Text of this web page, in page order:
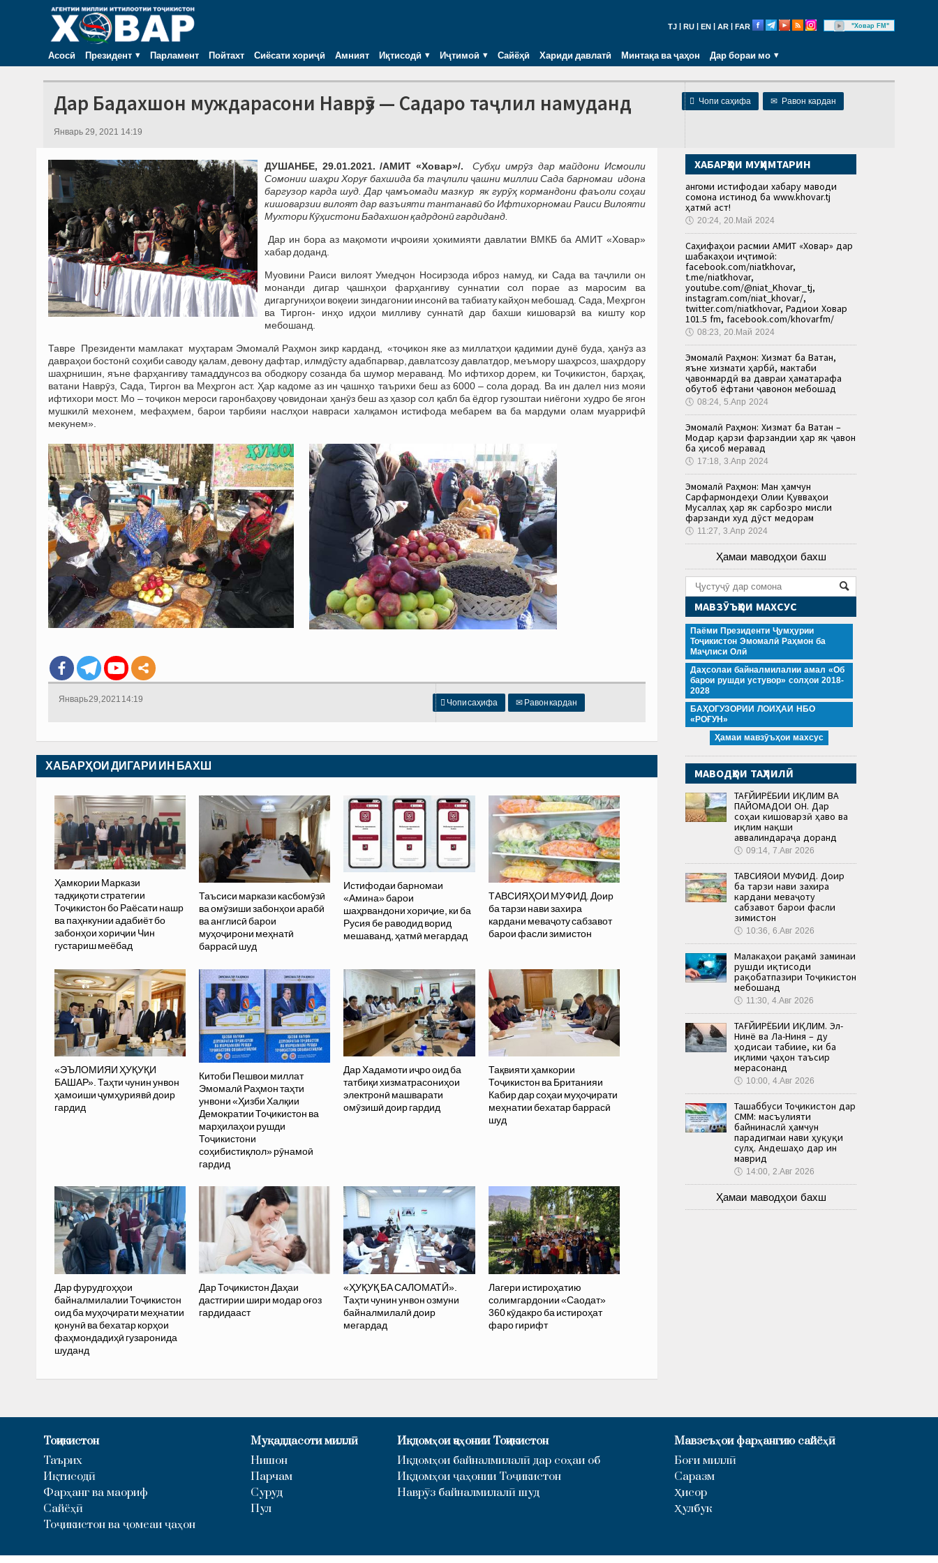
TJ RU EN AR FAR "Ховар FM"
Асосӣ Президент Парламент Пойтахт Сиёсати хориҷӣ Амният Иқтисодӣ Иҷтимоӣ Сайёҳӣ Хариди давлатӣ Минтақа ва ҷаҳон Дар бораи мо
 Чопи саҳифа ✉ Равон кардан
Дар Бадахшон муждарасони Наврӯз — Садаро таҷлил намуданд
Январь 29, 2021 14:19
ДУШАНБЕ, 29.01.2021. /АМИТ «Ховар»/.
Субҳи имрӯз дар майдони Исмоили
Сомонии шаҳри Хоруғ бахшида ба таҷлили ҷашни миллии Сада барномаи идона
баргузор карда шуд. Дар ҷамъомади мазкур як гурӯҳ кормандони фаъоли соҳаи
кишоварзии вилоят дар вазъияти тантанавӣ бо Ифтихорномаи Раиси Вилояти
Мухтори Кӯҳистони Бадахшон қадрдонӣ гардиданд.
Дар ин бора аз мақомоти иҷроияи ҳокимияти давлатии ВМКБ ба АМИТ «Ховар»
хабар доданд.
Муовини Раиси вилоят Умедҷон Носирзода иброз намуд, ки Сада ва таҷлили он
монанди дигар ҷашнҳои фарҳангиву суннатии сол порае аз маросим ва
дигаргуниҳои воқеии зиндагонии инсонӣ ва табиату кайҳон мебошад. Сада, Меҳргон
ва Тиргон- инҳо идҳои милливу суннатӣ дар бахши кишоварзӣ ва кишту кор
мебошанд.
Тавре Президенти мамлакат муҳтарам Эмомалӣ Раҳмон зикр карданд, «тоҷикон яке аз миллатҳои қадимии дунё буда, ҳанӯз аз
давраҳои бостонӣ соҳиби саводу қалам, девону дафтар, илмдӯсту адабпарвар, давлатсозу давлатдор, меъмору шаҳрсоз, шаҳрдору
шаҳрнишин, яъне фарҳангиву тамаддунсоз ва ободкору созанда ба шумор мераванд. Мо ифтихор дорем, ки Тоҷикистон, барҳақ,
ватани Наврӯз, Сада, Тиргон ва Меҳргон аст. Ҳар кадоме аз ин ҷашнҳо таърихи беш аз 6000 – сола дорад. Ва ин далел низ мояи
ифтихори мост. Мо – тоҷикон мероси гаронбаҳову ҷовидонаи ҳанӯз беш аз ҳазор сол қабл ба ёдгор гузоштаи ниёгони худро бе ягон
мушкилӣ мехонем, мефаҳмем, барои тарбияи наслҳои навраси халқамон истифода мебарем ва ба мардуми олам муаррифӣ
мекунем».
 Чопи саҳифа ✉ Равон кардан
Январь 29, 2021 14:19
ХАБАРҲОИ ДИГАРИ ИН БАХШ
Ҳамкории Маркази
тадқиқоти стратегии
Тоҷикистон бо Раёсати нашр
ва паҳнкунии адабиёт бо
забонҳои хориҷии Чин
густариш меёбад
Таъсиси маркази касбомӯзӣ
ва омӯзиши забонҳои арабӣ
ва англисӣ барои
муҳоҷирони меҳнатӣ
баррасӣ шуд
Истифодаи барномаи
«Амина» барои
шаҳрвандони хориҷие, ки ба
Русия бе раводид ворид
мешаванд, ҳатмӣ мегардад
ТАВСИЯҲОИ МУФИД. Доир
ба тарзи нави захира
кардани меваҷоту сабзавот
барои фасли зимистон
«ЭЪЛОМИЯИ ҲУҚУҚИ
БАШАР». Таҳти чунин унвон
ҳамоиши ҷумҳуриявӣ доир
гардид
Китоби Пешвои миллат
Эмомалӣ Раҳмон таҳти
унвони «Ҳизби Халқии
Демократии Тоҷикистон ва
марҳилаҳои рушди
Тоҷикистони
соҳибистиқлол» рӯнамоӣ
гардид
Дар Хадамоти иҷро оид ба
татбиқи хизматрасониҳои
электронӣ машварати
омӯзишӣ доир гардид
Тақвияти ҳамкории
Тоҷикистон ва Британияи
Кабир дар соҳаи муҳоҷирати
меҳнатии бехатар баррасӣ
шуд
Дар фурудгоҳҳои
байналмилалии Тоҷикистон
оид ба муҳоҷирати меҳнатии
қонунӣ ва бехатар корҳои
фаҳмондадиҳӣ гузаронида
шуданд
Дар Тоҷикистон Даҳаи
дастгирии шири модар оғоз
гардидааст
«ҲУҚУҚ БА САЛОМАТӢ».
Таҳти чунин унвон озмуни
байналмилалӣ доир
мегардад
Лагери истироҳатию
солимгардонии «Саодат»
360 кӯдакро ба истироҳат
фаро гирифт
ХАБАРҲОИ МУҲИМТАРИН
Ҳангоми истифодаи хабару маводи
сомона истинод ба www.khovar.tj
ҳатмӣ аст!
🕔 20:24, 20.Май 2024
Саҳифаҳои расмии АМИТ «Ховар» дар
шабакаҳои иҷтимоӣ:
facebook.com/niatkhovar,
t.me/niatkhovar,
youtube.com/@niat_Khovar_tj,
instagram.com/niat_khovar/,
twitter.com/niatkhovar, Радиои Ховар
101.5 fm, facebook.com/khovarfm/
🕔 08:23, 20.Май 2024
Эмомалӣ Раҳмон: Хизмат ба Ватан,
яъне хизмати ҳарбӣ, мактаби
ҷавонмардӣ ва давраи ҳаматарафа
обутоб ёфтани ҷавонон мебошад
🕔 08:24, 5.Апр 2024
Эмомалӣ Раҳмон: Хизмат ба Ватан –
Модар қарзи фарзандии ҳар як ҷавон
ба ҳисоб меравад
🕔 17:18, 3.Апр 2024
Эмомалӣ Раҳмон: Ман ҳамчун
Сарфармондеҳи Олии Қувваҳои
Мусаллаҳ ҳар як сарбозро мисли
фарзанди худ дӯст медорам
🕔 11:27, 3.Апр 2024
Ҳамаи маводҳои бахш
МАВЗӮЪҲОИ МАХСУС
Паёми Президенти Ҷумҳурии
Тоҷикистон Эмомалӣ Раҳмон ба
Маҷлиси Олӣ
Даҳсолаи байналмилалии амал «Об
барои рушди устувор» солҳои 2018-
2028
БАҲОГУЗОРИИ ЛОИҲАИ НБО
«РОҒУН»
Ҳамаи мавзӯъҳои махсус
МАВОДҲОИ ТАҲЛИЛӢ
ТАҒЙИРЁБИИ ИҚЛИМ ВА
ПАЙОМАДҲОИ ОН. Дар
соҳаи кишоварзӣ ҳаво ва
иқлим нақши
аввалиндараҷа доранд
🕔 09:14, 7.Авг 2026
ТАВСИЯҲОИ МУФИД. Доир
ба тарзи нави захира
кардани меваҷоту
сабзавот барои фасли
зимистон
🕔 10:36, 6.Авг 2026
Малакаҳои рақамӣ заминаи
рушди иқтисоди
рақобатпазири Тоҷикистон
мебошанд
🕔 11:30, 4.Авг 2026
ТАҒЙИРЁБИИ ИҚЛИМ. Эл-
Нинё ва Ла-Ниня – ду
ҳодисаи табиие, ки ба
иқлими ҷаҳон таъсир
мерасонанд
🕔 10:00, 4.Авг 2026
Ташаббуси Тоҷикистон дар
СММ: масъулияти
байнинаслӣ ҳамчун
парадигмаи нави ҳуқуқи
сулҳ. Андешаҳо дар ин
маврид
🕔 14:00, 2.Авг 2026
Ҳамаи маводҳои бахш
Тоҷикистон
Таърих
Иқтисодӣ
Фарҳанг ва маориф
Сайёҳӣ
Тоҷикистон ва ҷомеаи ҷаҳон
Муқаддасоти миллӣ
Нишон
Парчам
Суруд
Пул
Иқдомҳои ҷаҳонии Тоҷикистон
Иқдомҳои байналмилалӣ дар соҳаи об
Иқдомҳои ҷаҳонии Тоҷикистон
Наврӯз байналмилалӣ шуд
Мавзеъҳои фарҳангию сайёҳӣ
Боғи миллӣ
Саразм
Ҳисор
Ҳулбук